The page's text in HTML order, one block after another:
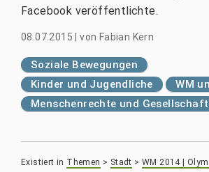
Facebook veröffentlichte.
08.07.2015 |von Fabian Kern
Soziale Bewegungen
Kinder und Jugendliche
WM
Menschenrechte und Gesellschaft
Existiert in Themen > Stadt >WM 2014 |